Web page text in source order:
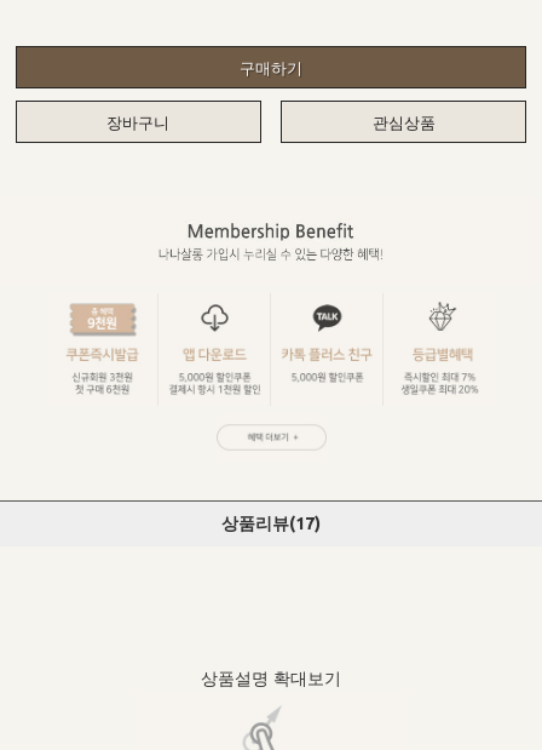
구매하기
장바구니 관심상품
상품리뷰(17)
상품설명 확대보기